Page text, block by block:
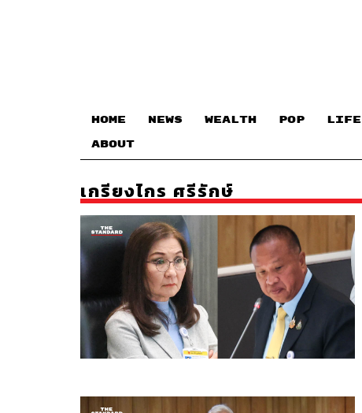
HOME NEWS WEALTH POP LIFE
ABOUT
เกรียงไกร ศรีรักษ์